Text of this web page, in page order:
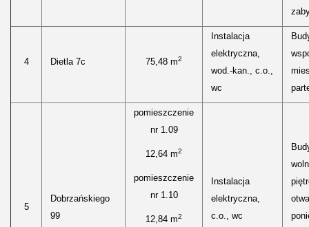
4 Dietla 7c 75,48 m2
Instalacja
elektryczna,
wod.-kan., c.o.,
wc
5
Dobrzańskiego
99
pomieszczenie
nr 1.09
12,64 m2
pomieszczenie
nr 1.10
12,84 m2
Instalacja
elektryczna,
c.o., wc